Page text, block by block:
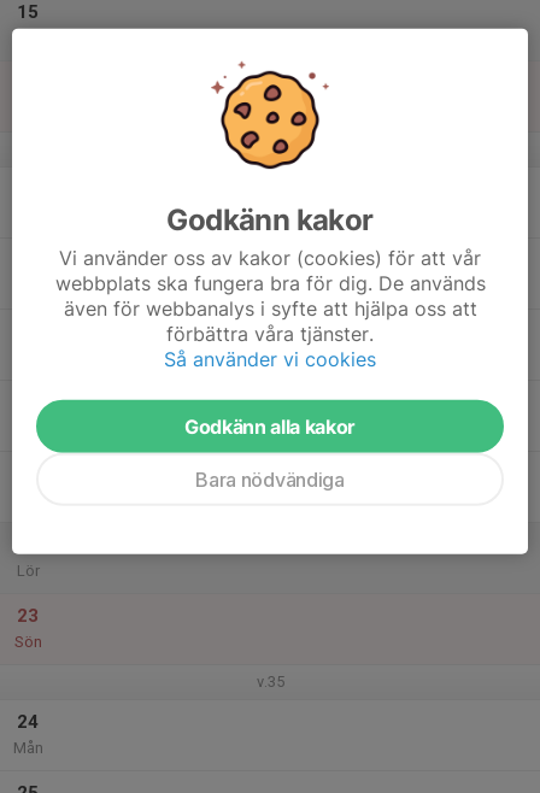
15
v.34
Tor
Lör
23
Sön
v.35
24
Mån
Godkänn kakor
Vi använder oss av kakor (cookies) för att vår
webbplats ska fungera bra för dig. De används
även för webbanalys i syfte att hjälpa oss att
förbättra våra tjänster.
Så använder vi cookies
Godkänn alla kakor
Bara nödvändiga